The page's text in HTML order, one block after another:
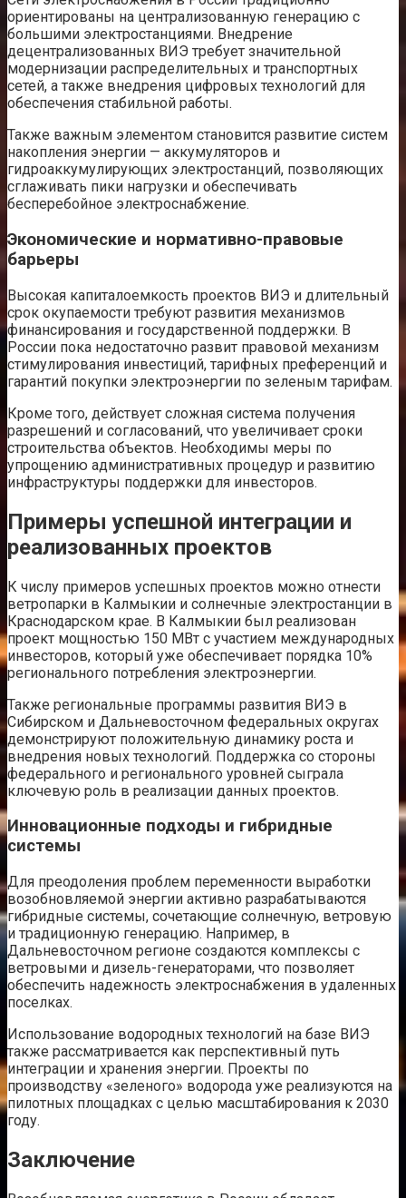
ориентированы на централизованную генерацию с
большими электростанциями. Внедрение
децентрализованных ВИЭ требует значительной
модернизации распределительных и транспортных
сетей, а также внедрения цифровых технологий для
обеспечения стабильной работы.
Также важным элементом становится развитие систем
накопления энергии — аккумуляторов и
гидроаккумулирующих электростанций, позволяющих
сглаживать пики нагрузки и обеспечивать
бесперебойное электроснабжение.
Экономические и нормативно-правовые
барьеры
Высокая капиталоемкость проектов ВИЭ и длительный
срок окупаемости требуют развития механизмов
финансирования и государственной поддержки. В
России пока недостаточно развит правовой механизм
стимулирования инвестиций, тарифных преференций и
гарантий покупки электроэнергии по зеленым тарифам.
Кроме того, действует сложная система получения
разрешений и согласований, что увеличивает сроки
строительства объектов. Необходимы меры по
упрощению административных процедур и развитию
инфраструктуры поддержки для инвесторов.
Примеры успешной интеграции и
реализованных проектов
К числу примеров успешных проектов можно отнести
ветропарки в Калмыкии и солнечные электростанции в
Краснодарском крае. В Калмыкии был реализован
проект мощностью 150 МВт с участием международных
инвесторов, который уже обеспечивает порядка 10%
регионального потребления электроэнергии.
Также региональные программы развития ВИЭ в
Сибирском и Дальневосточном федеральных округах
демонстрируют положительную динамику роста и
внедрения новых технологий. Поддержка со стороны
федерального и регионального уровней сыграла
ключевую роль в реализации данных проектов.
Инновационные подходы и гибридные
системы
Для преодоления проблем переменности выработки
возобновляемой энергии активно разрабатываются
гибридные системы, сочетающие солнечную, ветровую
и традиционную генерацию. Например, в
Дальневосточном регионе создаются комплексы с
ветровыми и дизель-генераторами, что позволяет
обеспечить надежность электроснабжения в удаленных
поселках.
Использование водородных технологий на базе ВИЭ
также рассматривается как перспективный путь
интеграции и хранения энергии. Проекты по
производству «зеленого» водорода уже реализуются на
пилотных площадках с целью масштабирования к 2030
году.
Заключение